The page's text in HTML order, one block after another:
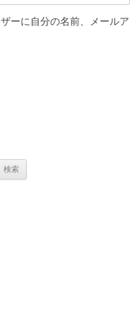
ーに自分の名前、メールア